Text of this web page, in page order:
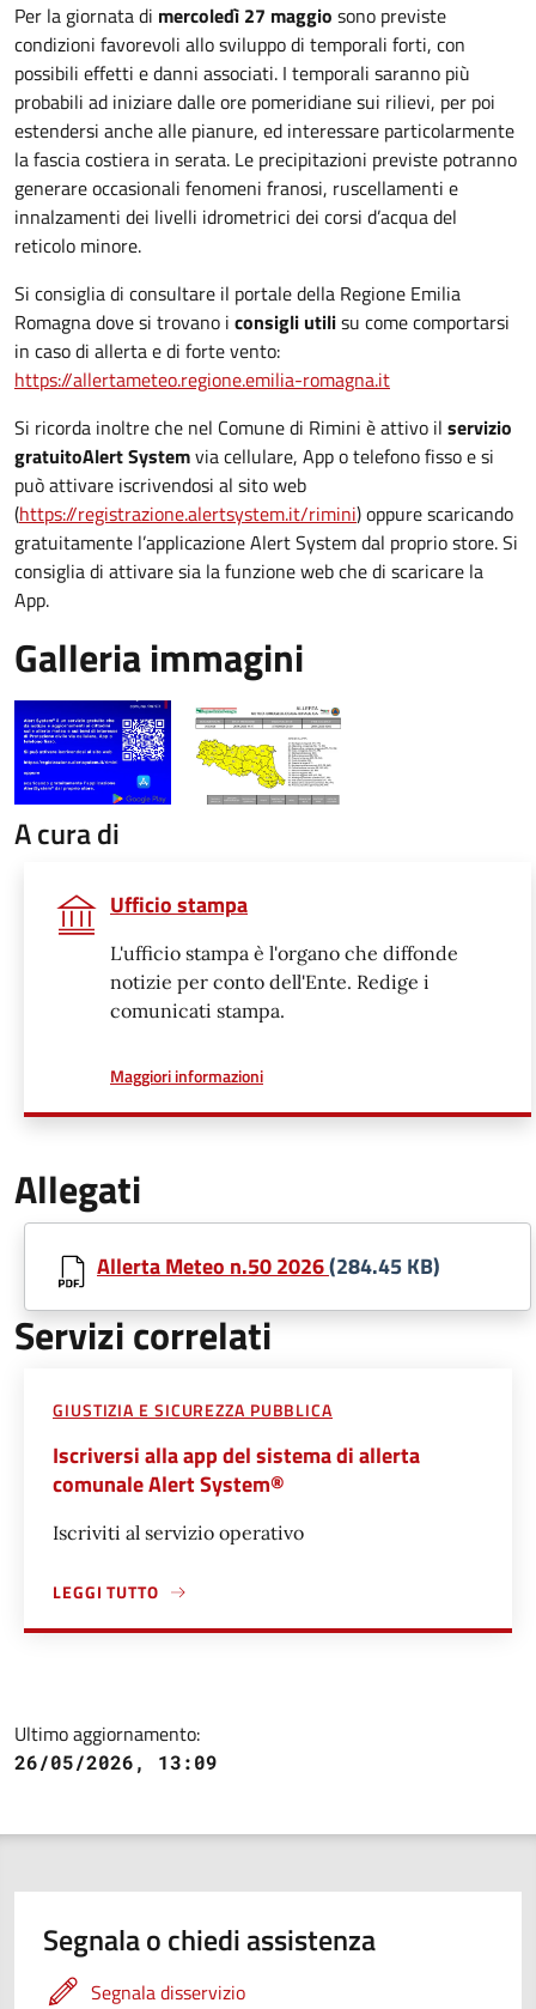
Per la giornata di mercoledì 27 maggio sono previste
condizioni favorevoli allo sviluppo di temporali forti, con
possibili effetti e danni associati. I temporali saranno più
probabili ad iniziare dalle ore pomeridiane sui rilievi, per poi
estendersi anche alle pianure, ed interessare particolarmente
la fascia costiera in serata. Le precipitazioni previste potranno
generare occasionali fenomeni franosi, ruscellamenti e
innalzamenti dei livelli idrometrici dei corsi d’acqua del
reticolo minore.
Si consiglia di consultare il portale della Regione Emilia
Romagna dove si trovano i consigli utilisu come comportarsi
in caso di allerta e di forte vento:
https://allertameteo.regione.emilia-romagna.it
Si ricorda inoltre che nel Comune di Rimini è attivo il servizio
gratuitoAlert Systemvia cellulare, App o telefono fisso e si
può attivare iscrivendosi al sito web
(https://registrazione.alertsystem.it/rimini) oppure scaricando
gratuitamente l’applicazione Alert System dal proprio store. Si
consiglia di attivare sia la funzione web che di scaricare la
App.
Galleria immagini
A cura di
Ufficio stampa
L'ufficio stampa è l'organo che diffonde
notizie per conto dell'Ente. Redige i
comunicati stampa.
Maggiori informazionia proposito di
Allegati
Allerta Meteo n.50 2026(284.45 KB)
Servizi correlati
GIUSTIZIA E SICUREZZA PUBBLICA
Iscriversi alla app del sistema di allerta
comunale Alert System®
Iscriviti al servizio operativo
LEGGI TUTTO
A PROPOSITO DI ISCRIVERSI ALLA APP DEL SISTEMA DI
Ultimo aggiornamento:
26/05/2026, 13:09
Segnala o chiedi assistenza
Segnala disservizio